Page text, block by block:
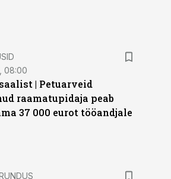
08:00
| Petuarveid
raamatupidaja peab
37 000 eurot tööandjale